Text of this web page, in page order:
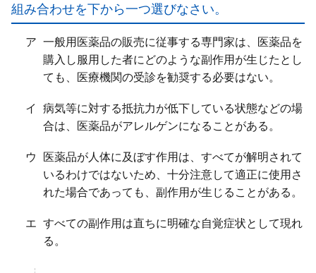
組み合わせを下から一つ選びなさい。
ア 一般用医薬品の販売に従事する専門家は、医薬品を
購入し服用した者にどのような副作用が生じたとし
ても、医療機関の受診を勧奨する必要はない。
イ
病気等に対する抵抗力が低下している状態などの場
合は、医薬品がアレルゲンになることがある。
ウ 医薬品が人体に及ぼす作用は、すべてが解明されて
いるわけではないため、十分注意して適正に使用さ
れた場合であっても、副作用が生じることがある。
エ すべての副作用は直ちに明確な自覚症状として現れ
る。